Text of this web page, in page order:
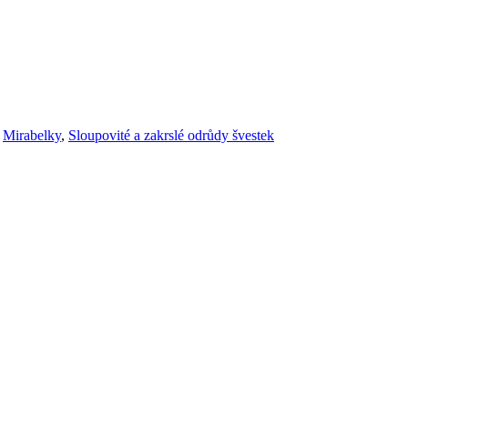
Mirabelky, Sloupovité a zakrslé odrůdy švestek